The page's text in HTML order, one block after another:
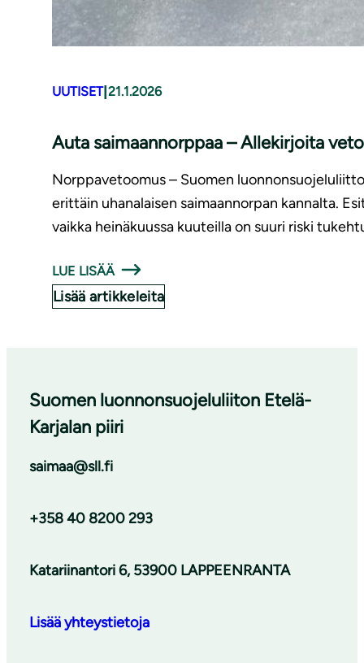
UUTISET|21.1.2026
Auta saimaannorppaa – Allekirjoita
Norppavetoomus – Suomen
erittäin uhanalaisen saimaannorpan kannalta.
vaikka heinäkuussa kuuteilla on suuri riski
LUE LISÄÄ
Lisää artikkeleita
Suomen luonnonsuojeluliiton Etelä-
Karjalan piiri
saimaa@sll.fi
+358 40 8200 293
Katariinantori 6, 53900 LAPPEENRANTA
Lisää yhteystietoja